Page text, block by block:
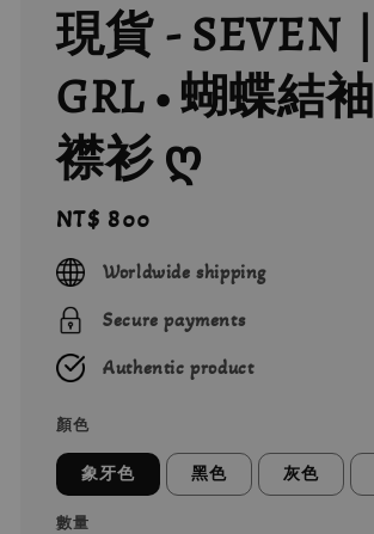
現貨 - SEVEN
GRL • 蝴蝶結
襟衫 ღ
Regular
price
NT$ 800
Worldwide shipping
Secure payments
Authentic product
顏色
象牙色 黑色 灰色
數量